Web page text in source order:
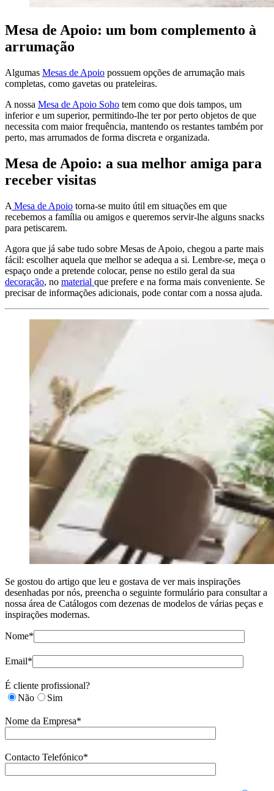
Mesa de Apoio: um bom complemento à
arrumação
Algumas Mesas de Apoio possuem opções de arrumação mais
completas, como gavetas ou prateleiras.
A nossa Mesa de Apoio Soho tem como que dois tampos, um
inferior e um superior, permitindo-lhe ter por perto objetos de que
necessita com maior frequência, mantendo os restantes também por
perto, mas arrumados de forma discreta e organizada.
Mesa de Apoio: a sua melhor amiga para
receber visitas
A Mesa de Apoio torna-se muito útil em situações em que
recebemos a família ou amigos e queremos servir-lhe alguns snacks
para petiscarem.
Agora que já sabe tudo sobre Mesas de Apoio, chegou a parte mais
fácil: escolher aquela que melhor se adequa a si. Lembre-se, meça o
espaço onde a pretende colocar, pense no estilo geral da sua
decoração, no material que prefere e na forma mais conveniente. Se
precisar de informações adicionais, pode contar com a nossa ajuda.
Se gostou do artigo que leu e gostava de ver mais inspirações
desenhadas por nós, preencha o seguinte formulário para consultar a
nossa área de Catálogos com dezenas de modelos de várias peças e
inspirações modernas.
Nome*
Email*
É cliente profissional?
Não
Sim
Nome da Empresa*
Contacto Telefónico*